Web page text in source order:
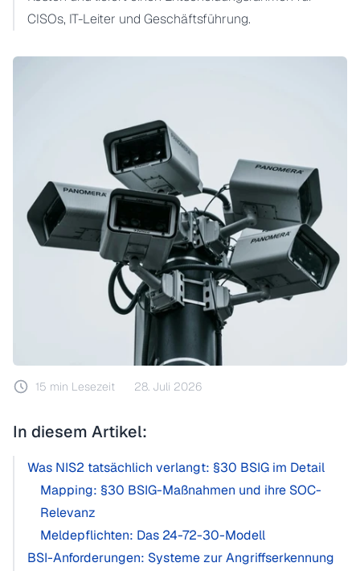
CISOs, IT-Leiter und Geschäftsführung.
15 min Lesezeit 28. Juli 2026
In diesem Artikel:
Was NIS2 tatsächlich verlangt: §30 BSIG im Detail
Mapping: §30 BSIG-Maßnahmen und ihre SOC-
Relevanz
Meldepflichten: Das 24-72-30-Modell
BSI-Anforderungen: Systeme zur Angriffserkennung